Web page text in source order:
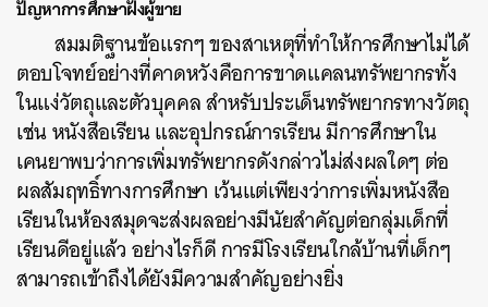
ปัญหาการศึกษาฝั่งผู้ขาย
สมมติฐานข้อแรกๆ ของสาเหตุที่ทำให้การศึกษาไม่ได้
ตอบโจทย์อย่างที่คาดหวังคือการขาดแคลนทรัพยากรทั้ง
ในแง่วัตถุและตัวบุคคล สำหรับประเด็นทรัพยากรทางวัตถุ
เช่น หนังสือเรียน และอุปกรณ์การเรียน มีการศึกษาใน
เคนยาพบว่าการเพิ่มทรัพยากรดังกล่าวไม่ส่งผลใดๆ ต่อ
ผลสัมฤทธิ์ทางการศึกษา เว้นแต่เพียงว่าการเพิ่มหนังสือ
เรียนในห้องสมุดจะส่งผลอย่างมีนัยสำคัญต่อกลุ่มเด็กที่
เรียนดีอยู่แล้ว อย่างไรก็ดี การมีโรงเรียนใกล้บ้านที่เด็กๆ
สามารถเข้าถึงได้ยังมีความสำคัญอย่างยิ่ง